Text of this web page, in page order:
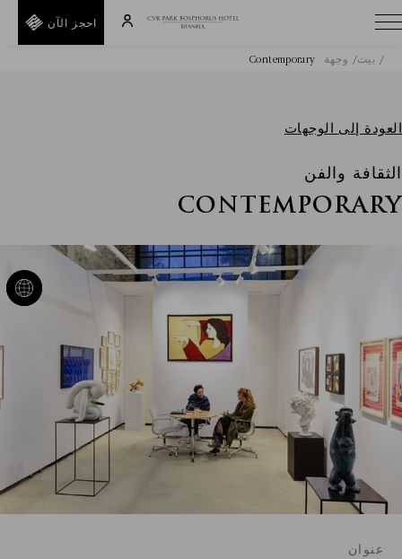
احجز الآن
رمز
ترويجي
الرقم
التسلسلي
للخصم
رمز
بيت وجهة Contemporary
العودة إلى الوجهات
الثقافة والفن
CONTEMPORARY
عنوان